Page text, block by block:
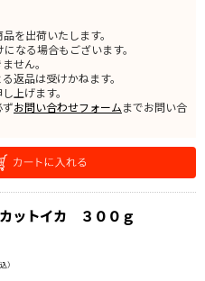
を出荷いたします。
なる場合もございます。
せん。
返品は受けかねます。
上げます。
お問い合わせフォームまでお問い合
カットイカ ３００ｇ
）